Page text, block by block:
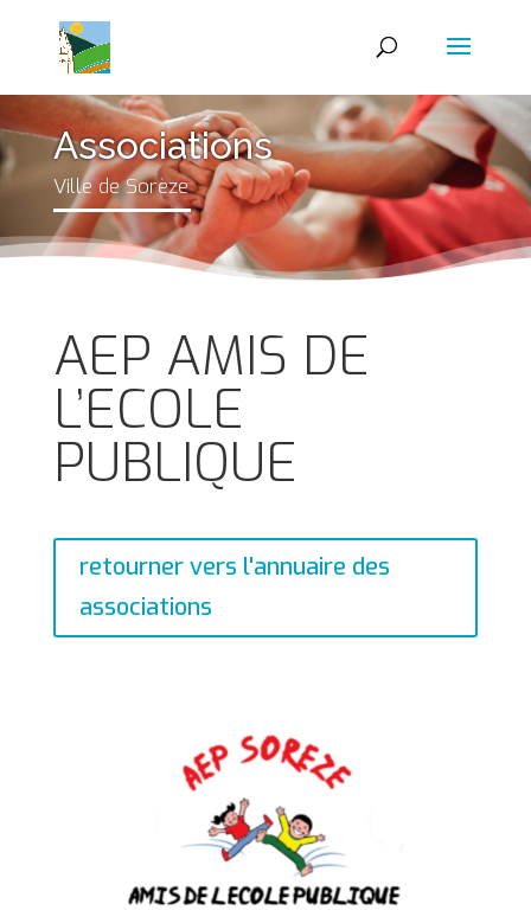
Associations
Ville de Sorèze
AEP AMIS DE
L’ECOLE
PUBLIQUE
retourner vers l'annuaire des
associations